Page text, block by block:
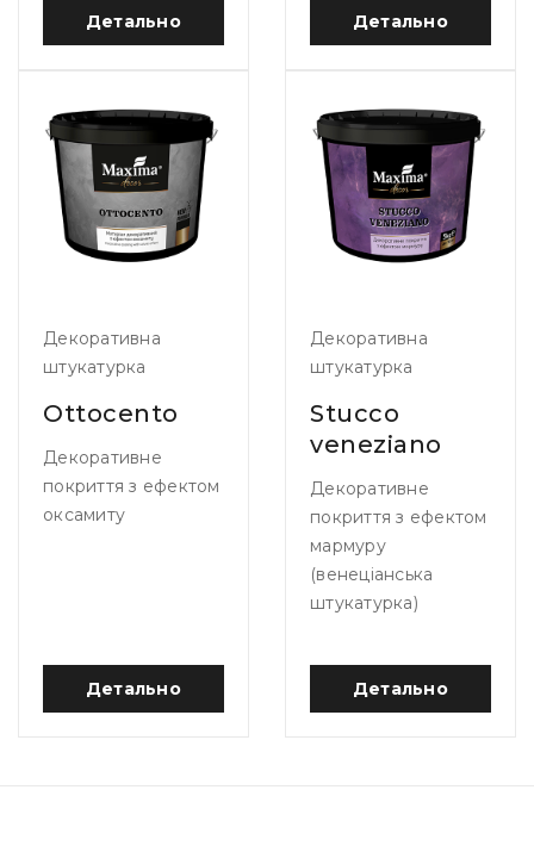
Детально Детально
Декоративна
штукатурка
Ottocento
Декоративне
покриття з ефектом
оксамиту
Детально
Декоративна
штукатурка
Stucco
veneziano
Декоративне
покриття з ефектом
мармуру
(венеціанська
штукатурка)
Детально